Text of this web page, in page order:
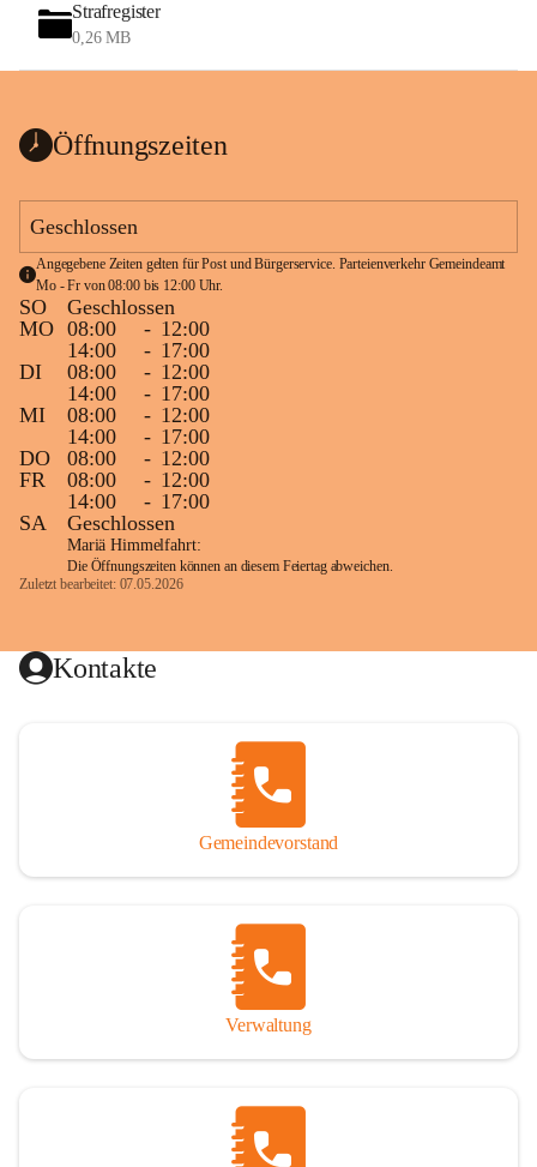
Strafregister
0,26 MB
Öffnungszeiten
Geschlossen
Angegebene Zeiten gelten für Post und Bürgerservice. Parteienverkehr Gemeindeamt
Mo - Fr von 08:00 bis 12:00 Uhr.
SO
Geschlossen
MO 08:00 - 12:00
14:00
- 17:00
DI
08:00 - 12:00
14:00
- 17:00
MI
08:00 - 12:00
14:00
- 17:00
DO
08:00 - 12:00
FR
08:00 - 12:00
14:00
- 17:00
SA
Geschlossen
Mariä Himmelfahrt:
Die Öffnungszeiten können an diesem Feiertag abweichen.
Zuletzt bearbeitet: 07.05.2026
Kontakte
Gemeindevorstand
Verwaltung